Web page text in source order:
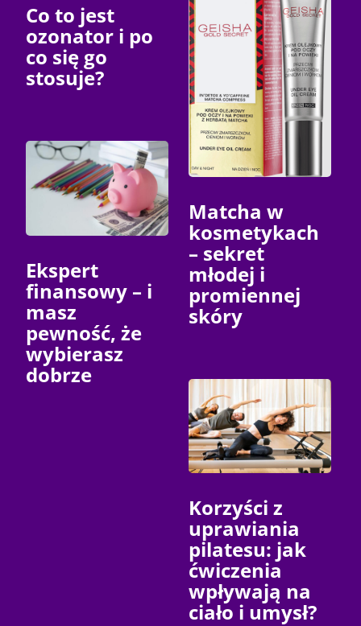
Co to jest
ozonator i po
co się go
stosuje?
Ekspert
finansowy – i
masz
pewność, że
wybierasz
dobrze
Matcha w
kosmetykach
– sekret
młodej i
promiennej
skóry
Korzyści z
uprawiania
pilatesu: jak
ćwiczenia
wpływają na
ciało i umysł?